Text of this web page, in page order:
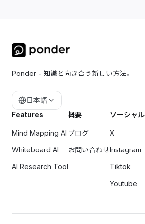
Ponder - 知識と向き合う新しい方法。
日本語
Features
Mind Mapping AI
Whiteboard AI
AI Research Tool
概要
ブログ
お問い合わせ
ソーシャル
X
Instagram
Tiktok
Youtube